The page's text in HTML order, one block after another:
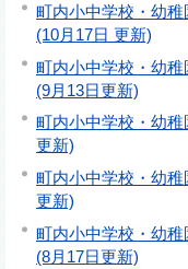
町内小中学校・幼
(10月17日 更新)
町内小中学校・幼
(9月13日更新)
町内小中学校・幼
更新)
町内小中学校・幼
更新)
町内小中学校・幼
(8月17日更新)